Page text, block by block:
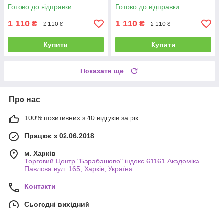
Готово до відправки
1 110 ₴ 2 110 ₴
Купити
Готово до відправки
1 110 ₴ 2 110 ₴
Купити
Показати ще
Про нас
100% позитивних з 40 відгуків за рік
Працює з 02.06.2018
м. Харків
Торговий Центр "Барабашово" індекс 61161 Академіка
Павлова вул. 165, Харків, Україна
Контакти
Сьогодні вихідний